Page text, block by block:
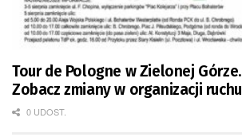
Tour de Pologne w Zielonej Górze.
Zobacz zmiany w organizacji ruchu
0 UDOST.